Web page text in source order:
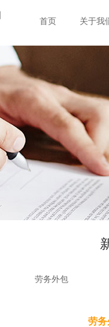
首页 关于我
劳务外包
劳